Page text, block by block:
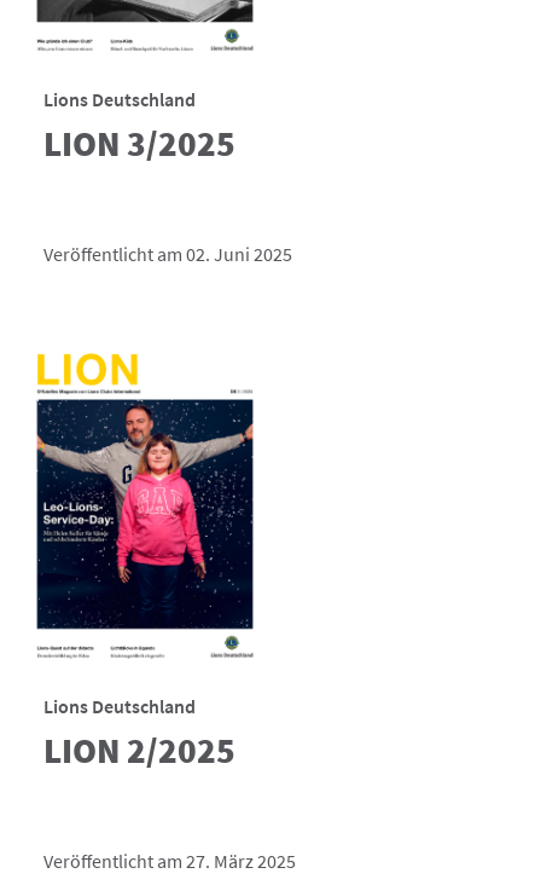
Lions Deutschland
LION 3/2025
Veröffentlicht am 02. Juni 2025
Lions Deutschland
LION 2/2025
Veröffentlicht am 27. März 2025